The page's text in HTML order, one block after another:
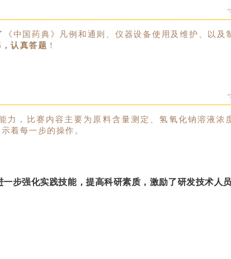
中国药典》凡例和通则、仪器设备使用及维护、以及
认真答题 ！
力，比赛内容主要为原料含量测定、氢氧化钠溶液浓
着每一步的操作。
一步强化实践技能，提高科研素质，激励了研发技术人